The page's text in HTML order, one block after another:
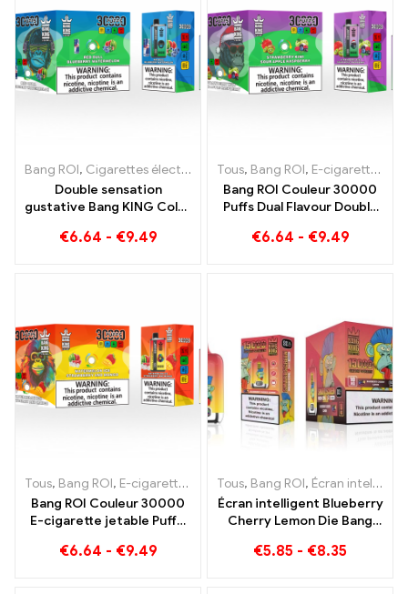
Bang ROI, Cigarettes électroniques jetables ,E-cigarettes
Double sensation
gustative Bang KING Color
Blueberry Pastèque
€6.64 - €9.49
Tous, Bang ROI, E-cigarettes jetables Lituanie
Bang ROI Couleur 30000
Puffs Dual Flavour Double
Pomme Aigre Framboise
€6.64 - €9.49
Tous, Bang ROI, E-cigarettes jetables Lituanie ,E-cigarettes
Bang ROI Couleur 30000
E-cigarette jetable Puffs.
de glace fraîche à la
€6.64 - €9.49
Tous, Bang ROI, Écran intelligent Bang King 15000 Bouffée
Écran intelligent Blueberry
Cherry Lemon Die Bang
aperçu d’une e-cigarette
€5.85 - €8.35